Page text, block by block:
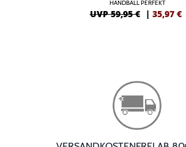
HANDBALL PERFEKT
UVP 59,95 € | 35,97 €